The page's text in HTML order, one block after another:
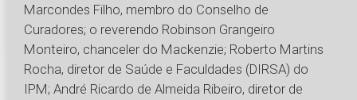
Marcondes Filho, membro do Conselho de
Curadores; o reverendo Robinson Grangeiro
Monteiro, chanceler do Mackenzie; Roberto Martins
Rocha, diretor de Saúde e Faculdades (DIRSA) do
IPM; André Ricardo de Almeida Ribeiro, diretor de